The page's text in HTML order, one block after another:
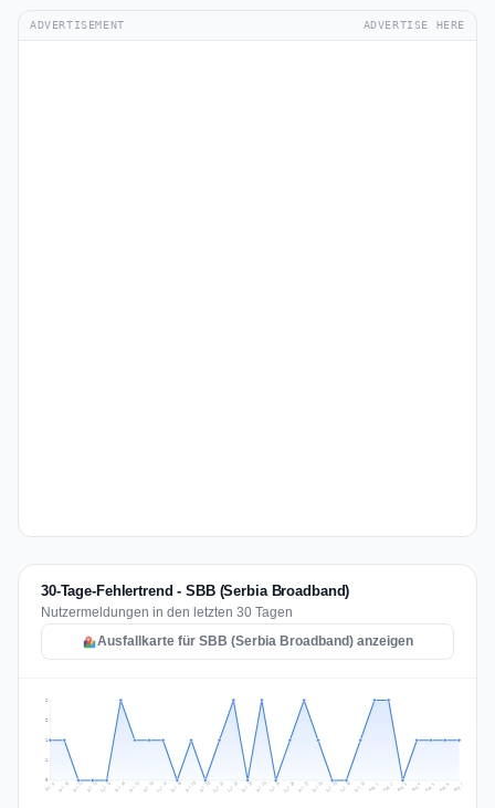
ADVERTISEMENT ADVERTISE HERE
30-Tage-Fehlertrend - SBB (Serbia Broadband)
Nutzermeldungen in den letzten 30 Tagen
Ausfallkarte für SBB (Serbia Broadband) anzeigen
1
1
2
2
Jul 9 Jul 10 Jul 11 Jul 12 Jul 13 Jul 14 Jul 15 Jul 16 Jul 17 Jul 18 Jul 19 Jul 20 Jul 21 Jul 22 Jul 23 Jul 24 Jul 25 Jul 26 Jul 27 Jul 28 Jul 29 Jul 30 Jul 31 Aug 1 Aug 2 Aug 3 Aug 4 Aug 5 Aug 6 Aug 7